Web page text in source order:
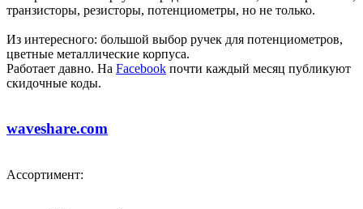
транзисторы, резисторы, потенциометры, но не только.
Из интересного: большой выбор ручек для потенциометров,
цветные металлические корпуса.
Работает давно. На Facebook почти каждый месяц публикуют
скидочные коды.
waveshare.com
Ассортимент: